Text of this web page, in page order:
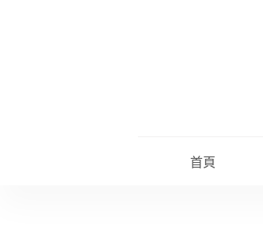
首頁